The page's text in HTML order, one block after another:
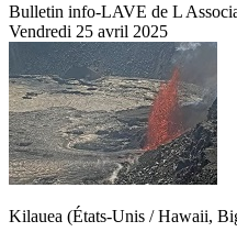
Bulletin info-LAVE de L
Vendredi 25 avril 2025
Kilauea (États-Unis / Hawaii,